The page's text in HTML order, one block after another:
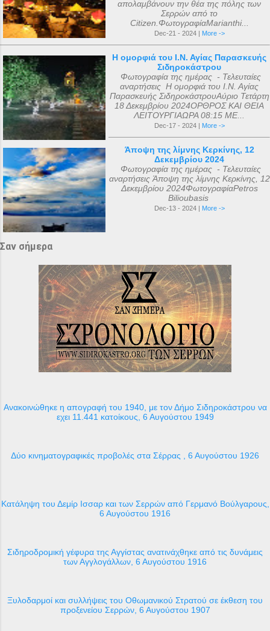
απολαμβάνουν την θέα της πόλης των
Σερρών από το
Citizen.ΦωτογραφίαMarianthi...
Dec-21 - 2024 | More ->
Η ομορφιά του Ι.Ν. Αγίας Παρασκευής
Σιδηροκάστρου
Φωτογραφία της ημέρας - Τελευταίες
αναρτήσεις Η ομορφιά του Ι.Ν. Αγίας
Παρασκευής ΣιδηροκάστρουΑύριο Τετάρτη
18 Δεκεμβρίου 2024ΟΡΘΡΟΣ ΚΑΙ ΘΕΙΑ
ΛΕΙΤΟΥΡΓΙΑΩΡΑ 08:15 ΜΕ...
Dec-17 - 2024 | More ->
Άποψη της λίμνης Κερκίνης, 12
Δεκεμβρίου 2024
Φωτογραφία της ημέρας - Τελευταίες
αναρτήσεις Άποψη της λίμνης Κερκίνης, 12
Δεκεμβρίου 2024ΦωτογραφίαPetros
Bilioubasis
Dec-13 - 2024 | More ->
Σαν σήμερα
Ανακοινώθηκε η απογραφή του 1940, με τον Δήμο Σιδηροκάστρου να
εχει 11.441 κατοίκους, 6 Αυγούστου 1949
Δύο κινηματογραφικές προβολές στα Σέρρας , 6 Αυγούστου 1926
Κατάληψη του Δεμίρ Ισσαρ και των Σερρών από Γερμανό Βούλγαρους,
6 Αυγούστου 1916
Σιδηροδρομική γέφυρα της Αγγίστας ανατινάχθηκε από τις δυνάμεις
των Αγγλογάλλων, 6 Αυγούστου 1916
Ξυλοδαρμοί και συλλήψεις του Οθωμανικού Στρατού σε έκθεση του
προξενείου Σερρών, 6 Αυγούστου 1907